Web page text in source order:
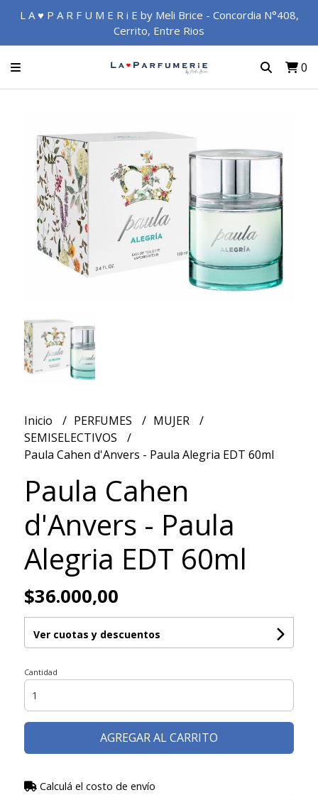
L A ♥ P A R F U M E R i E by Meli Brice - Concordia N°408,
Cerrito, Entre Rios
0
Inicio PERFUMES
MUJER
SEMISELECTIVOS
Paula Cahen d'Anvers - Paula Alegria EDT 60ml
Paula Cahen
d'Anvers - Paula
Alegria EDT 60ml
$36.000,00
Ver cuotas y descuentos
Cantidad
AGREGAR AL CARRITO
Calculá el costo de envío